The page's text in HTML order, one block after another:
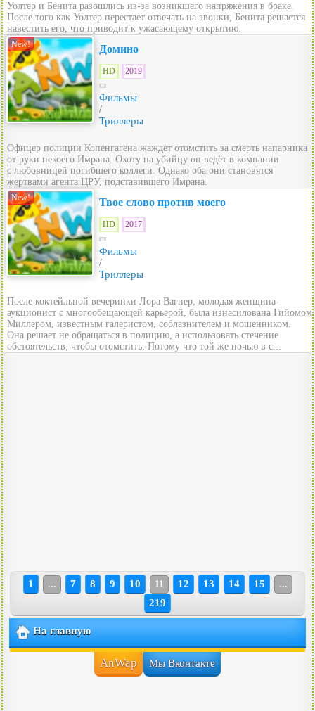
Уолтер и Бенита разошлись из-за возникшего напряжения в браке.
После того как Уолтер перестает отвечать на звонки, Бенита решается
навестить его, что приводит к ужасающему открытию.
New! Домино
HD 2019
Фильмы
/
Триллеры
Офицер полиции Копенгагена жаждет отомстить за смерть напарника
от руки некоего Имрана. Охоту на убийцу он ведёт в компании
с любовницей погибшего коллеги. Однако оба они становятся
жертвами агента ЦРУ, подставившего Имрана.
New! Твое слово против моего
HD 2017
Фильмы
/
Триллеры
После коктейльной вечеринки Лора Вагнер, молодая женщина-
аукционист с многообещающей карьерой, была изнасилована Гийомом
Миллером, известным галеристом, соблазнителем и мошенником.
Она решает не обращаться в полицию, а использовать стечение
обстоятельств, чтобы отомстить. Потому что той же ночью в с...
1 ... 7 8 9 10 11 12 13 14 15 ...
219
На главную
AnWap Мы Вконтакте